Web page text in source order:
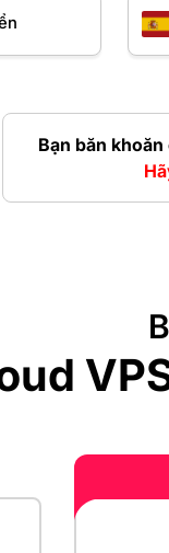
Bạn băn